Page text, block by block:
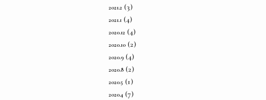
2021.2 (3)
2021.1 (4)
2020.12 (4)
2020.10 (2)
2020.9 (4)
2020.8 (2)
2020.5 (1)
2020.4 (7)